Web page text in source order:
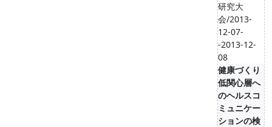
研究大
会/2013-
12-07-
-2013-12-
08
健康づくり
低関心層へ
のヘルスコ
ミュニケー
ションの検